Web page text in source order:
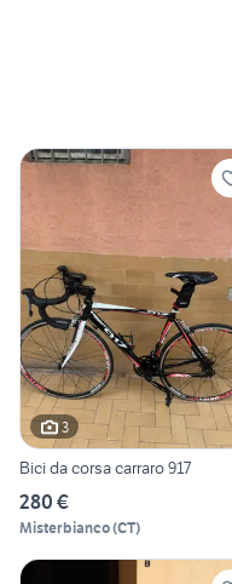
3
Bici da corsa carraro 917
280 €
Misterbianco(CT)